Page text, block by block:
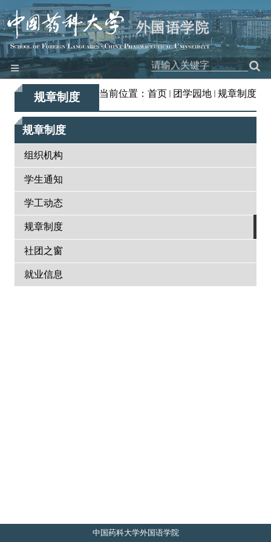
≡
网站首页
师资队伍
教学科研
党建工作
团学园地
对外交流
特色品牌
关工委
规章制度
组织机构
学生通知
学工动态
规章制度
社团之窗
就业信息
当前位置： 首页 团学园地 规章制度
规章制度
中国药科大学外国语学院